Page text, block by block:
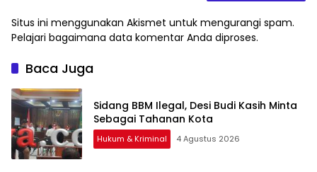
Situs ini menggunakan Akismet untuk mengurangi spam.
Pelajari bagaimana data komentar Anda diproses.
Baca Juga
Sidang BBM Ilegal, Desi Budi Kasih Minta
Sebagai Tahanan Kota
Hukum & Kriminal 4 Agustus 2026